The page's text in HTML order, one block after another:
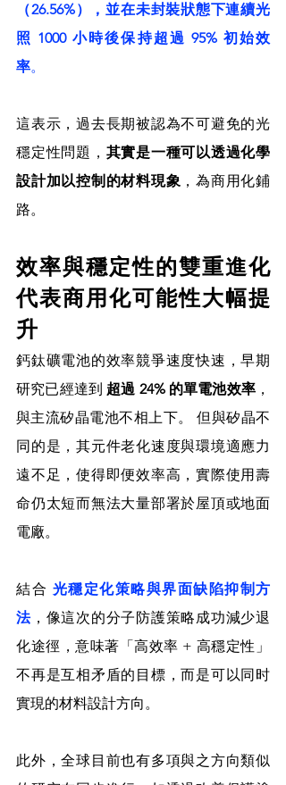
（26.56%），並在未封裝狀態下連續光
照 1000 小時後保持超過 95% 初始效
率。
這表示，過去長期被認為不可避免的光
穩定性問題， 其實是一種可以透過化學
設計加以控制的材料現象 ，為商用化鋪
路。
效率與穩定性的雙重進化
代表商用化可能性大幅提
升
鈣鈦礦電池的效率競爭速度快速，早期
研究已經達到 超過 24% 的單電池效率 ，
與主流矽晶電池不相上下。 但與矽晶不
同的是，其元件老化速度與環境適應力
遠不足，使得即便效率高，實際使用壽
命仍太短而無法大量部署於屋頂或地面
電廠。
結合 光穩定化策略與界面缺陷抑制方
法，像這次的分子防護策略成功減少退
化途徑，意味著「高效率 + 高穩定性」
不再是互相矛盾的目標，而是可以同时
實現的材料設計方向。
此外，全球目前也有多項與之方向類似